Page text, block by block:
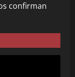
confirman